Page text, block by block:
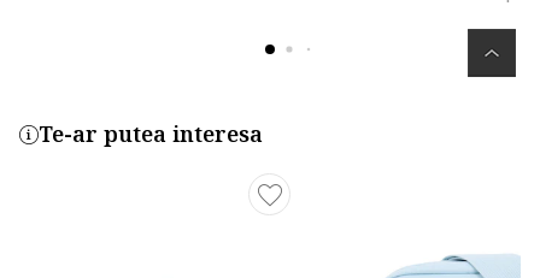
Te-ar putea interesa